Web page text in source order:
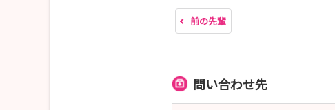
前の先輩
問い合わせ先